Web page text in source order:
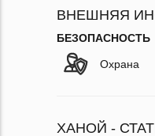
ВНЕШНЯЯ
БЕЗОПАСНОСТЬ
Охрана
ХАНОЙ -